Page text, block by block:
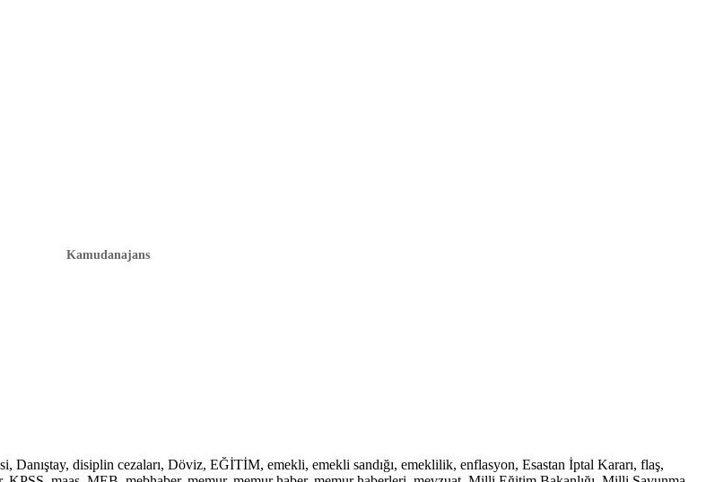
Kamudanajans
disiplin cezaları, Döviz, EĞİTİM, emekli, emekli sandığı, emeklilik, enflasyon, Esastan İptal Kararı, flaş,